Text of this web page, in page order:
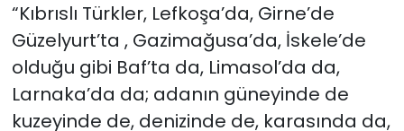
“Kıbrıslı Türkler, Lefkoşa’da, Girne’de
Güzelyurt’ta , Gazimağusa’da, İskele’de
olduğu gibi Baf’ta da, Limasol’da da,
Larnaka’da da; adanın güneyinde de
kuzeyinde de, denizinde de, karasında da,